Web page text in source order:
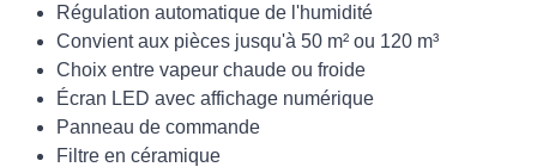
Régulation automatique de l'humidité
Convient aux pièces jusqu'à 50 m² ou 120 m³
Choix entre vapeur chaude ou froide
Écran LED avec affichage numérique
Panneau de commande
Filtre en céramique